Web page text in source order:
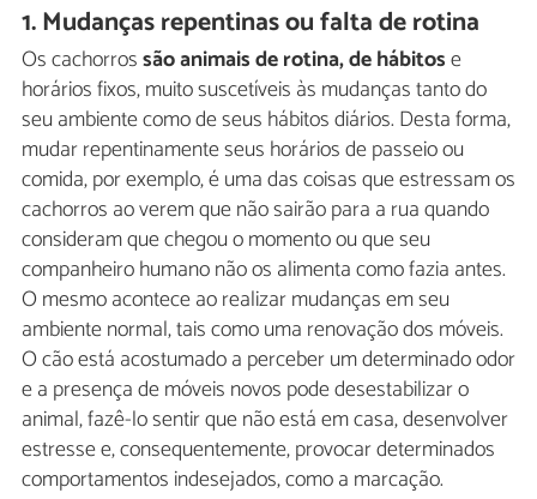
1. Mudanças repentinas ou falta de rotina
Os cachorrossão animais de rotina, de hábitose
horários fixos, muito suscetíveis às mudanças tanto do
seu ambiente como de seus hábitos diários. Desta forma,
mudar repentinamente seus horários de passeio ou
comida, por exemplo, é uma das coisas que estressam os
cachorros ao verem que não sairão para a rua quando
consideram que chegou o momento ou que seu
companheiro humano não os alimenta como fazia antes.
O mesmo acontece ao realizar mudanças em seu
ambiente normal, tais como uma renovação dos móveis.
O cão está acostumado a perceber um determinado odor
e a presença de móveis novos pode desestabilizar o
animal, fazê-lo sentir que não está em casa, desenvolver
estresse e, consequentemente, provocar determinados
comportamentos indesejados, como a marcação.